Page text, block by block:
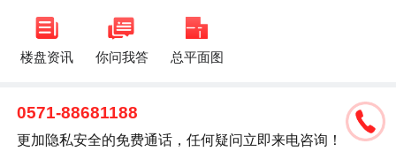
楼盘资讯 你问我答 总平面图
0571-88681188
更加隐私安全的免费通话，任何疑问立即来电咨询！